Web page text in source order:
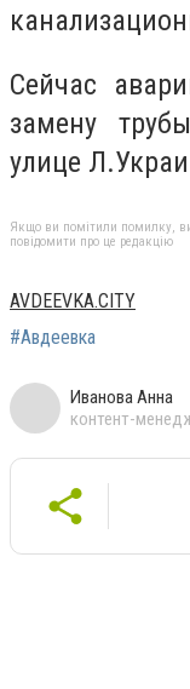
Сейчас
замену
улице
Якщо ви помітили помилку,
повідомити про це редакцію
AVDEEVKA.CITY
#Авдеевка
Иванова Анна
контент-